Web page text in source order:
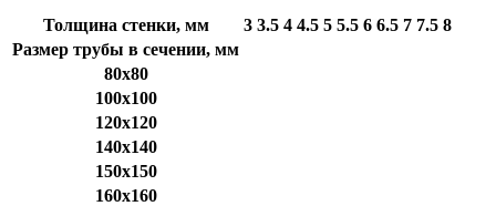
Толщина стенки, мм 3 3.5 4 4.5 5 5.5 6 6.5 7 7.5 8
Размер трубы в сечении, мм
80x80
100x100
120x120
140x140
150x150
160x160